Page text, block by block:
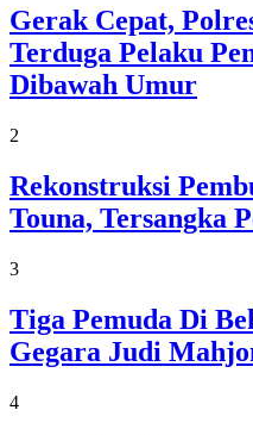
Gerak Cepat,
Terduga Pelaku
Dibawah Umur
2
Rekonstruksi
Touna, Tersangka
3
Tiga Pemuda Di
Gegara Judi
4